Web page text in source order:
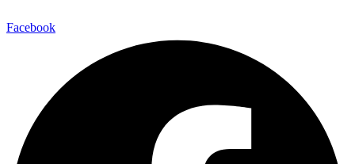
Facebook